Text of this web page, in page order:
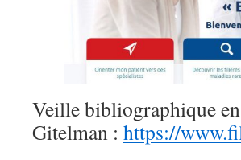
Veille bibliographique
Gitelman : https://